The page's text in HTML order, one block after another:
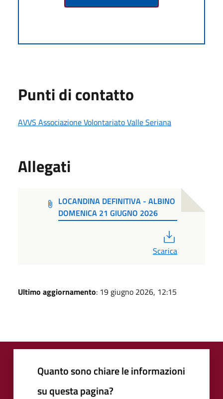
Punti di contatto
AVVS Associazione Volontariato Valle Seriana
Allegati
LOCANDINA DEFINITIVA - ALBINO
DOMENICA 21 GIUGNO 2026
Scarica
Ultimo aggiornamento: 19 giugno 2026, 12:15
Quanto sono chiare le informazioni
su questa pagina?